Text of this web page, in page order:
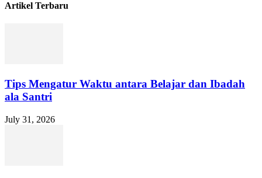
Artikel Terbaru
Tips Mengatur Waktu antara Belajar dan Ibadah
ala Santri
July 31, 2026